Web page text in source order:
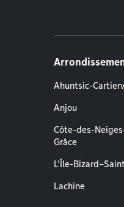
Ahuntsic-
Anjou
Côte-des-
Grâce
L'Île-
Lachine